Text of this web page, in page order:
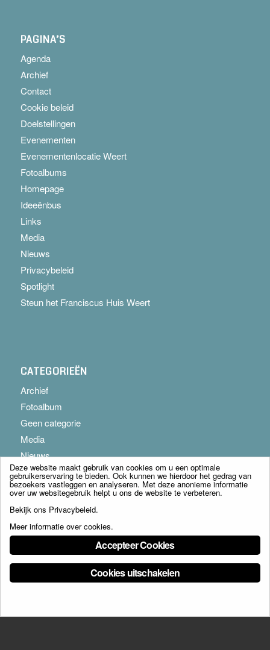
PAGINA’S
Agenda
Archief
Contact
Cookie beleid
Doelstellingen
Evenementen
Evenementenlocatie Weert
Fotoalbums
Homepage
Ideeënbus
Links
Media
Nieuws
Privacybeleid
Spotlight
Steun het Franciscus Huis Weert
CATEGORIEËN
Archief
Fotoalbum
Geen categorie
Media
Nieuws
© Copyright - Franciscus Huis Weert B.V. - webdesign:
Deze website maakt gebruik van cookies om u een optimale
gebruikerservaring te bieden. Ook kunnen we hierdoor het gedrag van
bezoekers vastleggen en analyseren. Met deze anonieme informatie
over uw websitegebruik helpt u ons de website te verbeteren.
Bekijk ons Privacybeleid.
Meer informatie over cookies.
Accepteer Cookies
Cookies uitschakelen